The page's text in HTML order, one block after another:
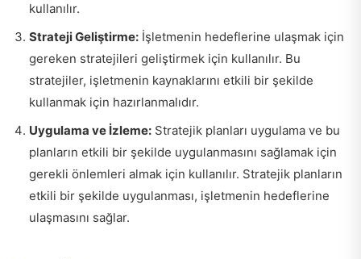
kullanılır.
Strateji Geliştirme: İşletmenin hedeflerine ulaşmak için
gereken stratejileri geliştirmek için kullanılır. Bu
stratejiler, işletmenin kaynaklarını etkili bir şekilde
kullanmak için hazırlanmalıdır.
Uygulama ve İzleme: Stratejik planları uygulama ve bu
planların etkili bir şekilde uygulanmasını sağlamak için
gerekli önlemleri almak için kullanılır. Stratejik planların
etkili bir şekilde uygulanması, işletmenin hedeflerine
ulaşmasını sağlar.